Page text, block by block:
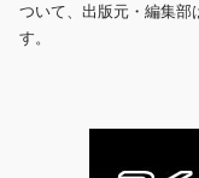
ついて、出版元・編集部
す。